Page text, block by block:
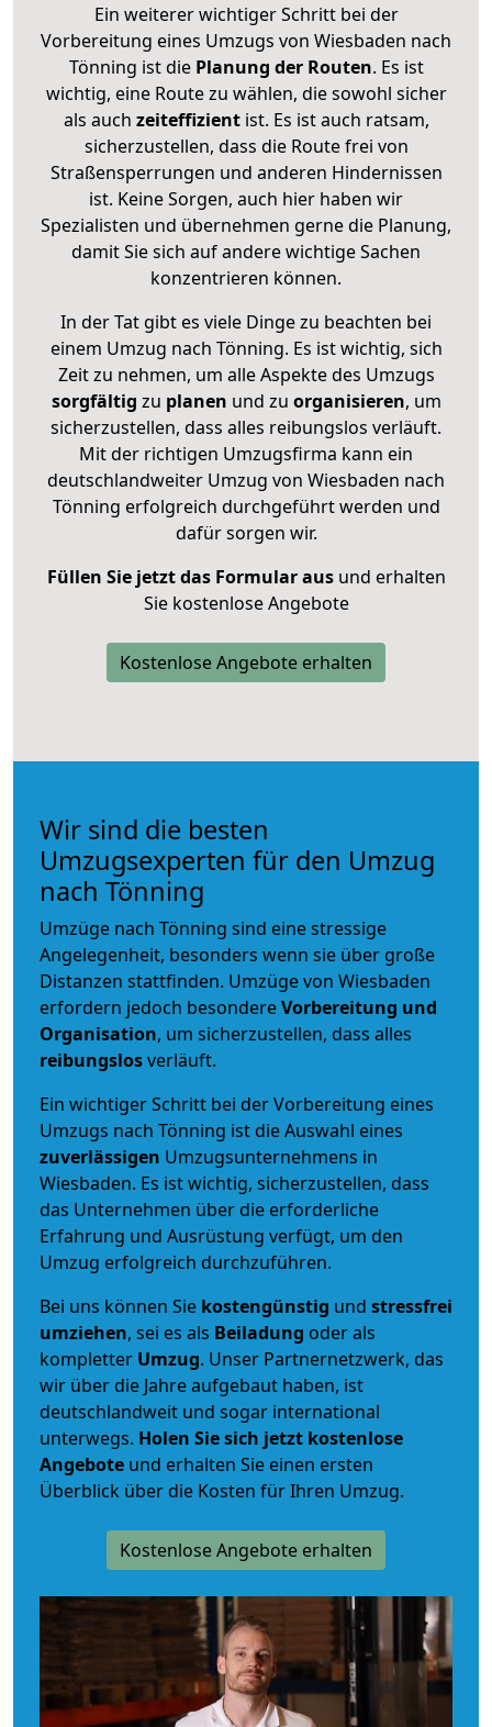
Ein weiterer wichtiger Schritt bei der
Vorbereitung eines Umzugs von Wiesbaden nach
Tönning ist diePlanung der Routen. Es ist
wichtig, eine Route zu wählen, die sowohl sicher
als auch zeiteffizientist. Es ist auch ratsam,
sicherzustellen, dass die Route frei von
Straßensperrungen und anderen Hindernissen
ist. Keine Sorgen, auch hier haben wir
Spezialisten und übernehmen gerne die Planung,
damit Sie sich auf andere wichtige Sachen
konzentrieren können.
In der Tat gibt es viele Dinge zu beachten bei
einem Umzug nach Tönning. Es ist wichtig, sich
Zeit zu nehmen, um alle Aspekte des Umzugs
sorgfältig zu planen und zu organisieren, um
sicherzustellen, dass alles reibungslos verläuft.
Mit der richtigen Umzugsfirma kann ein
deutschlandweiter Umzug von Wiesbaden nach
Tönning erfolgreich durchgeführt werden und
dafür sorgen wir.
Füllen Sie jetzt das Formular ausund erhalten
Sie kostenlose Angebote
Kostenlose Angebote erhalten
Wir sind die besten
Umzugsexperten für den Umzug
nach Tönning
Umzüge nach Tönning sind eine stressige
Angelegenheit, besonders wenn sie über große
Distanzen stattfinden. Umzüge von Wiesbaden
erfordern jedoch besondereVorbereitung und
Organisation, um sicherzustellen, dass alles
reibungslosverläuft.
Ein wichtiger Schritt bei der Vorbereitung eines
Umzugs nach Tönning ist die Auswahl eines
zuverlässigen Umzugsunternehmens in
Wiesbaden. Es ist wichtig, sicherzustellen, dass
das Unternehmen über die erforderliche
Erfahrung und Ausrüstung verfügt, um den
Umzug erfolgreich durchzuführen.
Bei uns können Sie kostengünstig und stressfrei
umziehen, sei es als Beiladung oder als
kompletter Umzug. Unser Partnernetzwerk, das
wir über die Jahre aufgebaut haben, ist
deutschlandweit und sogar international
unterwegs. Holen Sie sich jetzt kostenlose
Angebote und erhalten Sie einen ersten
Überblick über die Kosten für Ihren Umzug.
Kostenlose Angebote erhalten